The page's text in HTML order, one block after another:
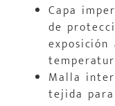
Capa
de
exposición
Malla
tejida